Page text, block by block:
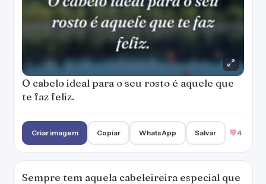
O cabelo ideal para o seu rosto é aquele que
te faz feliz.
Criar imagem Copiar WhatsApp Salvar 4
Sempre tem aquela cabeleireira especial que